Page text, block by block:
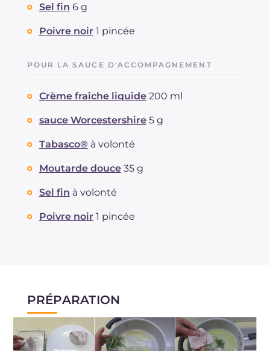
Sel fin 6 g
Poivre noir 1 pincée
POUR LA SAUCE D'ACCOMPAGNEMENT
Crème fraîche liquide 200 ml
sauce Worcestershire 5 g
Tabasco® à volonté
Moutarde douce 35 g
Sel fin à volonté
Poivre noir 1 pincée
PRÉPARATION